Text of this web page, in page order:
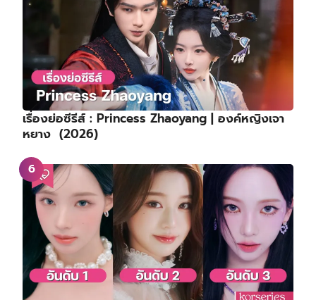
เรื่องย่อซีรีส์ : Princess Zhaoyang | องค์หญิงเจา
หยาง (2026)